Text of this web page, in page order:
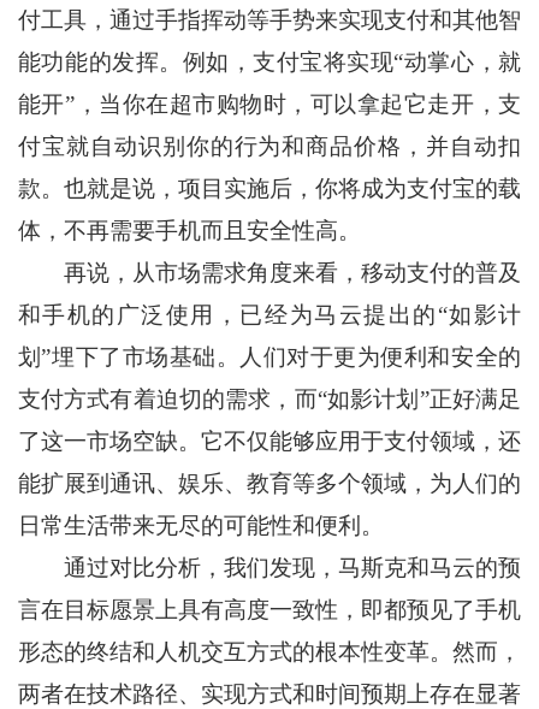
付工具，通过手指挥动等手势来实现支付和其他智
能功能的发挥。例如，支付宝将实现“动掌心，就
能开”，当你在超市购物时，可以拿起它走开，支
付宝就自动识别你的行为和商品价格，并自动扣
款。也就是说，项目实施后，你将成为支付宝的载
体，不再需要手机而且安全性高。
再说，从市场需求角度来看，移动支付的普及
和手机的广泛使用，已经为马云提出的“如影计
划”埋下了市场基础。人们对于更为便利和安全的
支付方式有着迫切的需求，而“如影计划”正好满足
了这一市场空缺。它不仅能够应用于支付领域，还
能扩展到通讯、娱乐、教育等多个领域，为人们的
日常生活带来无尽的可能性和便利。
通过对比分析，我们发现，马斯克和马云的预
言在目标愿景上具有高度一致性，即都预见了手机
形态的终结和人机交互方式的根本性变革。然而，
两者在技术路径、实现方式和时间预期上存在显著